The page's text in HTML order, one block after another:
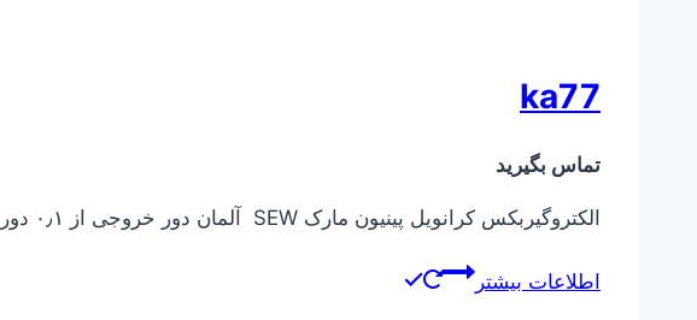
ka77
تماس بگیرید
الکتروگیربکس کرانویل پینیون مارک SEW آلمان دور خروجی از ۰٫۱ دور در دقیقه تا ۴۰۰ دور در دقیقه توان ورودی الکتروموتور از ۰٫۳۷ کیلووات تا ۱۱ کیلووات
اطلاعات بیشتر